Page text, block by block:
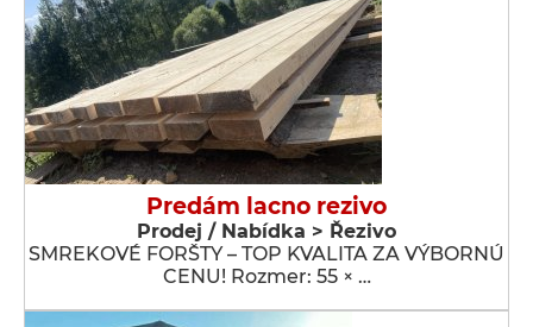
Predám lacno rezivo
Prodej / Nabídka > Řezivo
SMREKOVÉ FORŠTY – TOP KVALITA ZA VÝBORNÚ
CENU! Rozmer: 55 × …